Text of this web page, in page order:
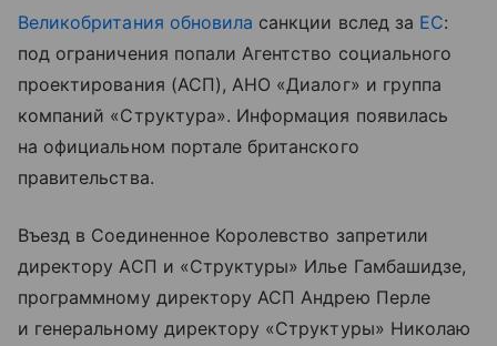
Великобритания обновила санкции вслед за ЕС:
под ограничения попали Агентство социального
проектирования (АСП), АНО «Диалог» и группа
компаний «Структура». Информация появилась
на официальном портале британского
правительства.
Въезд в Соединенное Королевство запретили
директору АСП и «Структуры» Илье Гамбашидзе,
программному директору АСП Андрею Перле
и генеральному директору «Структуры» Николаю